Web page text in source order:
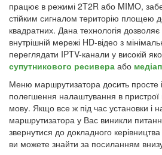
працює в режимі 2T2R або MIMO,
стійким сигналом територію площею
квадратних. Дана технологія
внутрішній мережі HD-відео з
переглядати IPTV-канали у високій
супутникового ресивера або
Меню маршрутизатора досить просте
полегшення налаштування в пристрої
мову. Якщо все ж під час установки і
маршрутизатора у Вас виникли
звернутися до докладного
ви можете знайти за посиланням